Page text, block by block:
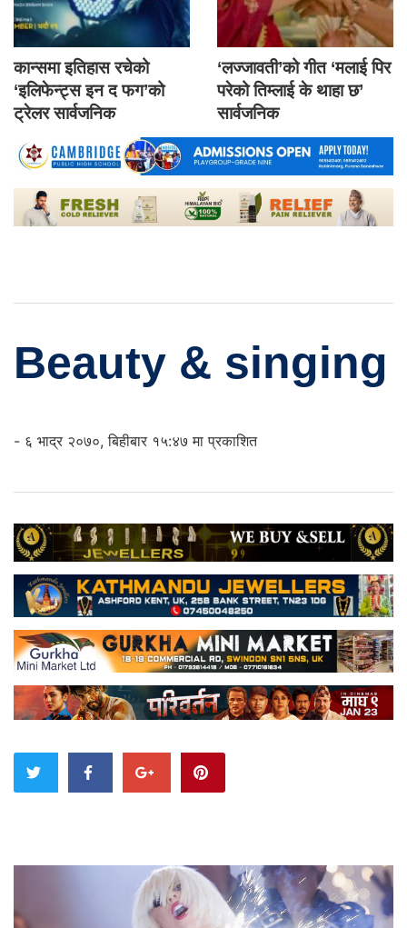
कान्समा इतिहास रचेको
‘इलिफेन्ट्स इन द फग’को
ट्रेलर सार्वजनिक
‘लज्जावती’को गीत ‘मलाई पिर
परेको तिम्लाई के थाहा छ’
सार्वजनिक
Beauty & singing
- ६ भाद्र २०७०, बिहीबार १५:४७ मा प्रकाशित